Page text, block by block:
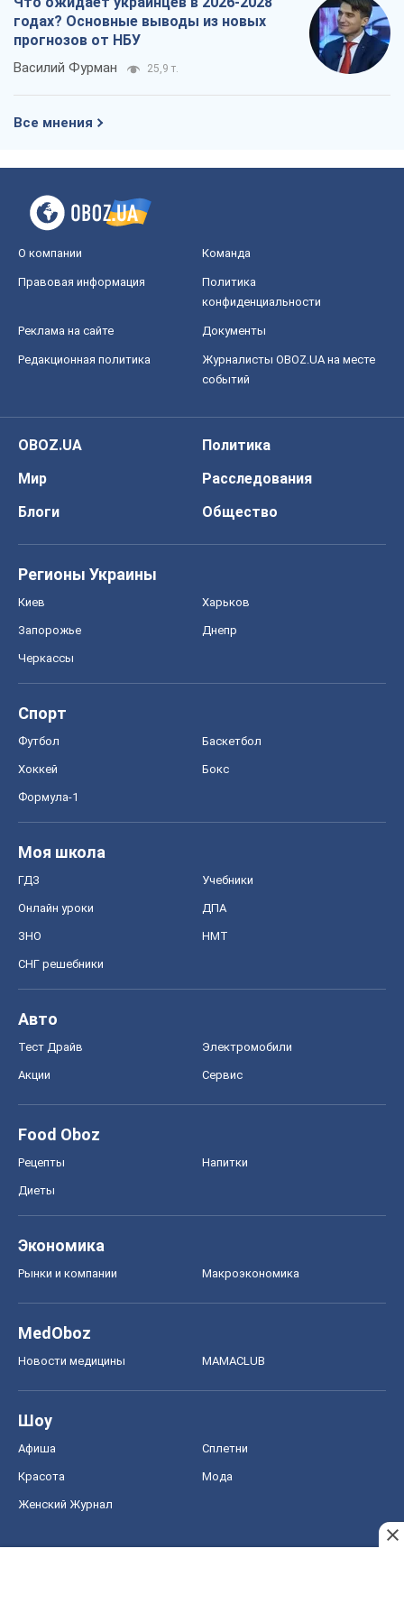
годах? Основные выводы из новых
прогнозов от НБУ
Василий Фурман 25,9 т.
Все мнения
О компании Команда
Правовая информация
Политика
конфиденциальности
Реклама на сайте Документы
Редакционная политика
Журналисты OBOZ.UA на месте
событий
OBOZ.UA
Политика
Мир
Расследования
Блоги
Общество
Регионы Украины
Киев Харьков
Запорожье Днепр
Черкассы
Спорт
Футбол Баскетбол
Хоккей Бокс
Формула-1
Моя школа
ГДЗ Учебники
Онлайн уроки ДПА
ЗНО НМТ
СНГ решебники
Авто
Тест Драйв Электромобили
Акции Сервис
Food Oboz
Рецепты Напитки
Диеты
Экономика
Рынки и компании Mакроэкономика
MedOboz
Новости медицины MAMACLUB
Шоу
Афиша Сплетни
Красота Мода
Женский Журнал